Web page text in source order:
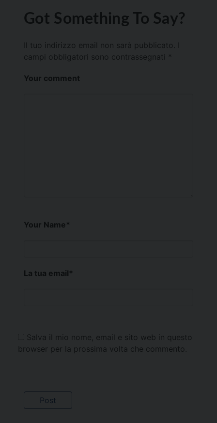
Got Something To Say?
Il tuo indirizzo email non sarà pubblicato.
campi obbligatori sono contrassegnati *
Your comment
Your Name*
La tua email*
Salva il mio nome, email e sito web in questo
browser per la prossima volta che commento.